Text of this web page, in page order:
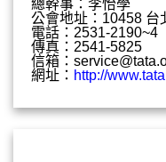
總幹事：李怡學
公會地址：10458 台
電話：2531-2190~4
傳真：2541-5825
信箱：
網址： http://